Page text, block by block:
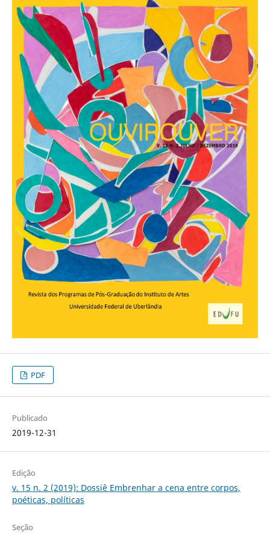
PDF
Publicado
2019-12-31
Edição
v. 15 n. 2 (2019): Dossiê Embrenhar a cena entre corpos,
poéticas, políticas
Seção